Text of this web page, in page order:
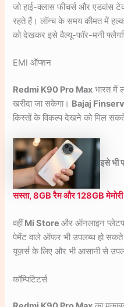
जो हाई-क्लास फीचर्स और एडवांस
रहते हैं। लॉन्च के समय कीमत में
को देखकर इसे वैल्यू-फॉर-मनी
EMI ऑप्शन
Redmi K90 Pro Max भारत में
खरीदा जा सकेगा। Bajaj
किस्तों के विकल्प देखने को मिल
इसे भी
सस्ता, 8GB रैम और 128GB
वहींMi Storeऔर ऑनलाइन
पेमेंट वाले ऑफर भी उपलब्ध हो सकते
यूज़र्स के लिए और भी आसानी से
कॉम्पिटिटर्स